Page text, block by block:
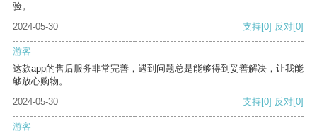
验。
2024-05-30
支持[0] 反对[0]
游客
这款app的售后服务非常完善，遇到问题总是能够得到妥善解决，让我能
够放心购物。
2024-05-30
支持[0] 反对[0]
游客